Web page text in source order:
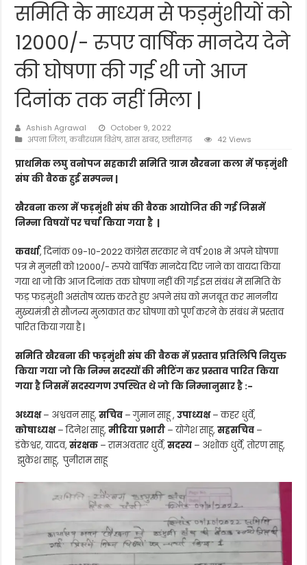
समिति के माध्यम से फड़मुंशीयों को
12000/- रुपए वार्षिक मानदेय देने
की घोषणा की गई थी जो आज
दिनांक तक नहीं मिला |
Ashish Agrawal
October 9, 2022
अपना जिला,कबीरधाम विशेष,खास खबर,छत्तीसगढ़ 42 Views
प्राथमिक लघु वनोपज सहकारी समिति ग्राम खैरबना कला में फड़मुंशी
संघ की बैठक हुई सम्पन्न |
खैरबना कला में फड़मुंशी संघ की बैठक आयोजित की गई जिसमें
निम्ना विषयों पर चर्चा किया गया है |
कवर्धा, दिनांक 09-10-2022 कांग्रेस सरकार ने वर्ष 2018 में अपने घोषणा
पत्र मे मुनसी को 12000/- रुपये वार्षिक मानदेय दिए जाने का वायदा किया
गया था जो कि आज दिनांक तक घोषणा नहीं की गई इस संबंध में समिति के
फड़ फड़मुंशी असंतोष व्यक्त करते हुए अपने संघ को मजबूत कर माननीय
मुख्यमंत्री से सौजन्य मुलाकात कर घोषणा को पूर्ण करने के संबंध में प्रस्ताव
पारित किया गया है |
समिति खैरबना की फड़मुंशी संघ की बैठक में प्रस्ताव प्रतिलिपि नियुक्त
किया गया जो कि निम्न सदस्यों की मीटिंग कर प्रस्ताव पारित किया
गया है जिसमें सदस्यगण उपस्थित थे जो कि निम्नानुसार है :-
अध्यक्ष– अश्ववन साहू,सचिव – गुमान साहू ,उपाध्यक्ष– कहर धुर्वे,
कोषाध्यक्ष– दिनेश साहू, मीडिया प्रभारी – योगेश साहू,सहसचिव –
डंकेश्वर, यादव,संरक्षक – रामअवतार धुर्वे,सदस्य – अशोक धुर्वे, तोरण साहू,
झुकेश साहू, पुनीराम साहू